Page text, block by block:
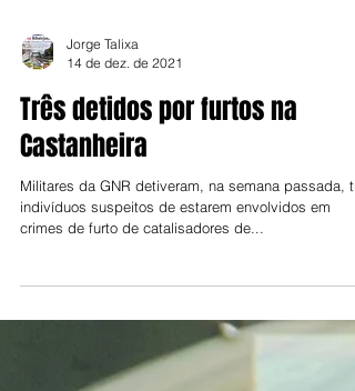
Jorge Talixa
14 de dez. de 2021
Castanheira
Militares da GNR detiveram, na semana passada,
indivíduos suspeitos de estarem envolvidos em
crimes de furto de catalisadores de...